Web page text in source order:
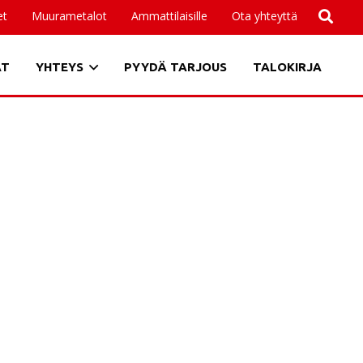
Muurametalot Ammattilaisille Ota yhteyttä
YHTEYS PYYDÄ TARJOUS TALOKIRJA